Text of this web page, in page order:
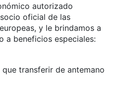
autorizado
oficial de las
y le brindamos a
a beneficios especiales:
transferir de antemano